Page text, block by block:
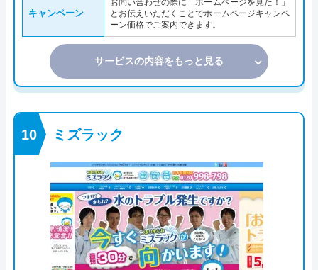
キャンペーン
お問い合わせの際に「ホームページを見た！」
とお伝えいただくことでホームページキャンペ
ーン価格でご案内できます。
サービスの内容をもっと見る
ミズラック